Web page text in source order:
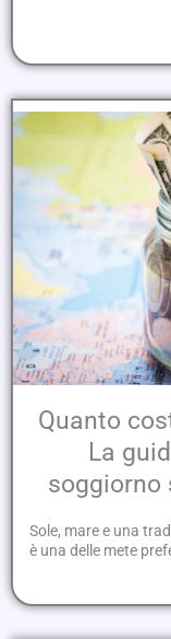
Quanto
La
soggiorno
Sole, mare e una
è una delle mete